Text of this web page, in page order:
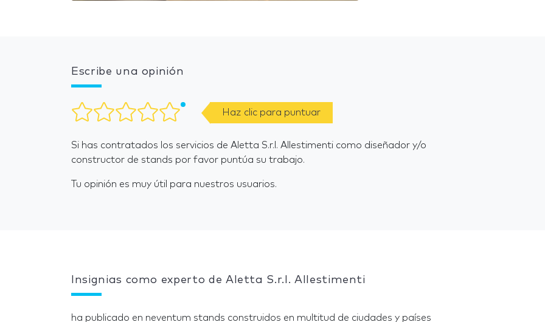
Escribe una opinión
Haz clic para puntuar
Si has contratados los servicios de Aletta S.r.l. Allestimenti como diseñador y/o
constructor de stands por favor puntúa su trabajo.
Tu opinión es muy útil para nuestros usuarios.
Insignias como experto de Aletta S.r.l. Allestimenti
ha publicado en neventum stands construidos en multitud de ciudades y países